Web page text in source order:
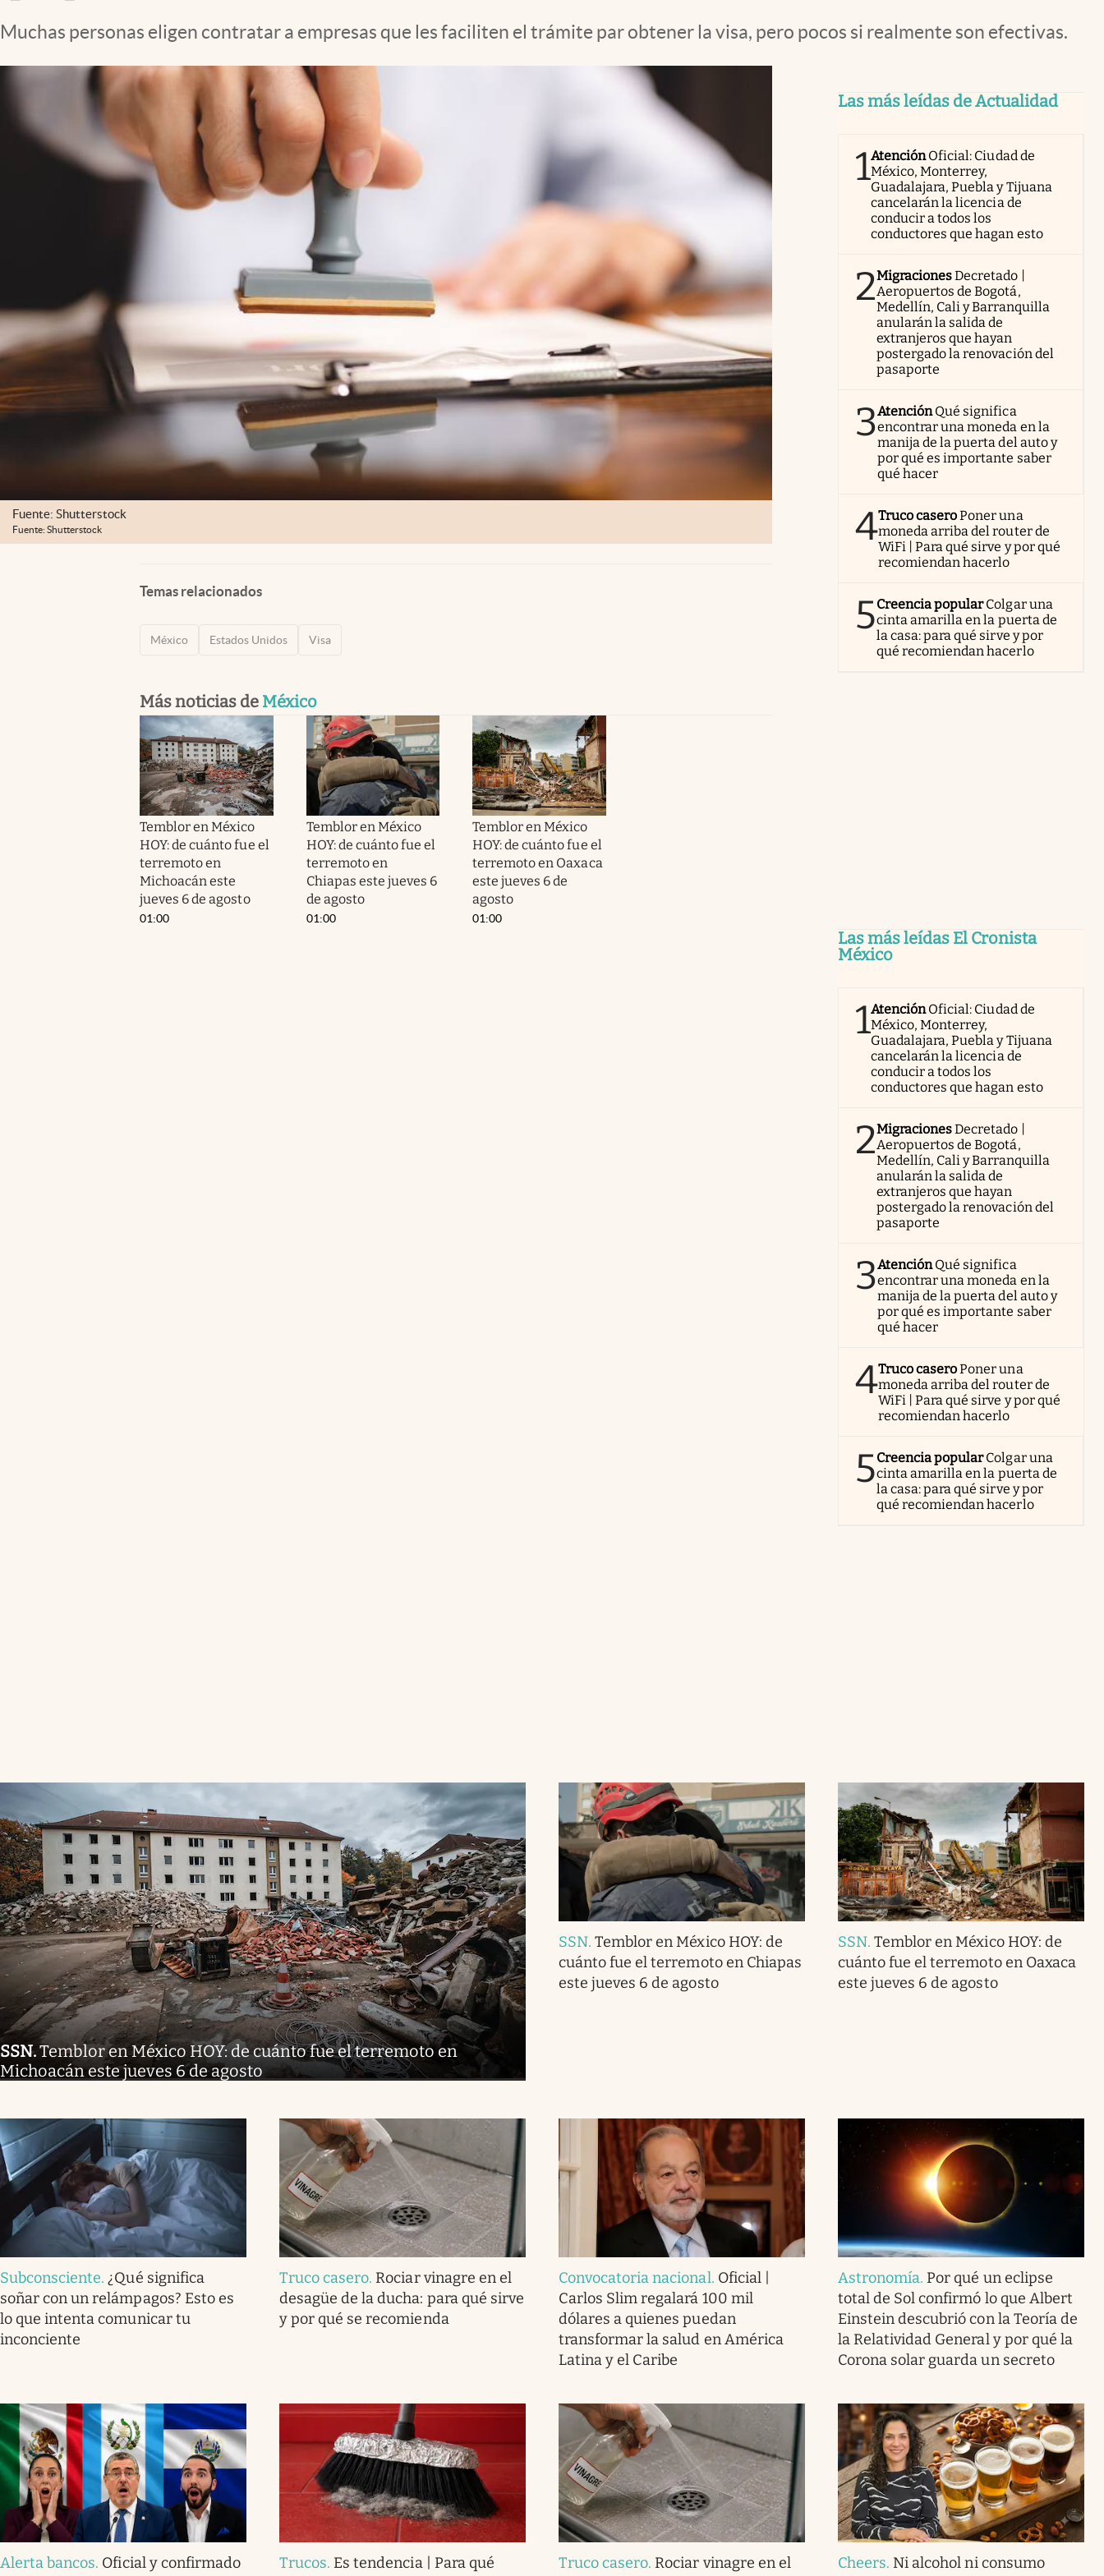
Espiritualidad
Muchas personas eligen contratar a empresas que les faciliten el trámite par obtener la visa, pero pocos si realmente son efectivas.
Fuente: Shutterstock
Fuente: Shutterstock
Temas relacionados
México Estados Unidos Visa
Más noticias de México
Temblor en México
HOY: de cuánto fue el
terremoto en
Michoacán este
jueves 6 de agosto
01:00
Temblor en México
HOY: de cuánto fue el
terremoto en
Chiapas este jueves 6
de agosto
01:00
Temblor en México
HOY: de cuánto fue el
terremoto en Oaxaca
este jueves 6 de
agosto
01:00
Las más leídas de Actualidad
1AtenciónOficial: Ciudad de
México, Monterrey,
Guadalajara, Puebla y Tijuana
cancelarán la licencia de
conducir a todos los
conductores que hagan esto
2MigracionesDecretado |
Aeropuertos de Bogotá,
Medellín, Cali y Barranquilla
anularán la salida de
extranjeros que hayan
postergado la renovación del
pasaporte
3AtenciónQué significa
encontrar una moneda en la
manija de la puerta del auto y
por qué es importante saber
qué hacer
4Truco caseroPoner una
moneda arriba del router de
WiFi | Para qué sirve y por qué
recomiendan hacerlo
5Creencia popularColgar una
cinta amarilla en la puerta de
la casa: para qué sirve y por
qué recomiendan hacerlo
Las más leídas El Cronista
México
1AtenciónOficial: Ciudad de
México, Monterrey,
Guadalajara, Puebla y Tijuana
cancelarán la licencia de
conducir a todos los
conductores que hagan esto
2MigracionesDecretado |
Aeropuertos de Bogotá,
Medellín, Cali y Barranquilla
anularán la salida de
extranjeros que hayan
postergado la renovación del
pasaporte
3AtenciónQué significa
encontrar una moneda en la
manija de la puerta del auto y
por qué es importante saber
qué hacer
4Truco caseroPoner una
moneda arriba del router de
WiFi | Para qué sirve y por qué
recomiendan hacerlo
5Creencia popularColgar una
cinta amarilla en la puerta de
la casa: para qué sirve y por
qué recomiendan hacerlo
SSN.Temblor en México HOY: de cuánto fue el terremoto en
Michoacán este jueves 6 de agosto
SSN.Temblor en México HOY: de
cuánto fue el terremoto en Chiapas
este jueves 6 de agosto
SSN.Temblor en México HOY: de
cuánto fue el terremoto en Oaxaca
este jueves 6 de agosto
Subconsciente. ¿Qué significa
soñar con un relámpagos? Esto es
lo que intenta comunicar tu
inconciente
Truco casero. Rociar vinagre en el
desagüe de la ducha: para qué sirve
y por qué se recomienda
Convocatoria nacional. Oficial |
Carlos Slim regalará 100 mil
dólares a quienes puedan
transformar la salud en América
Latina y el Caribe
Astronomía. Por qué un eclipse
total de Sol confirmó lo que Albert
Einstein descubrió con la Teoría de
la Relatividad General y por qué la
Corona solar guarda un secreto
Alerta bancos. Oficial y confirmado
Trucos. Es tendencia | Para qué
Truco casero. Rociar vinagre en el
Cheers. Ni alcohol ni consumo